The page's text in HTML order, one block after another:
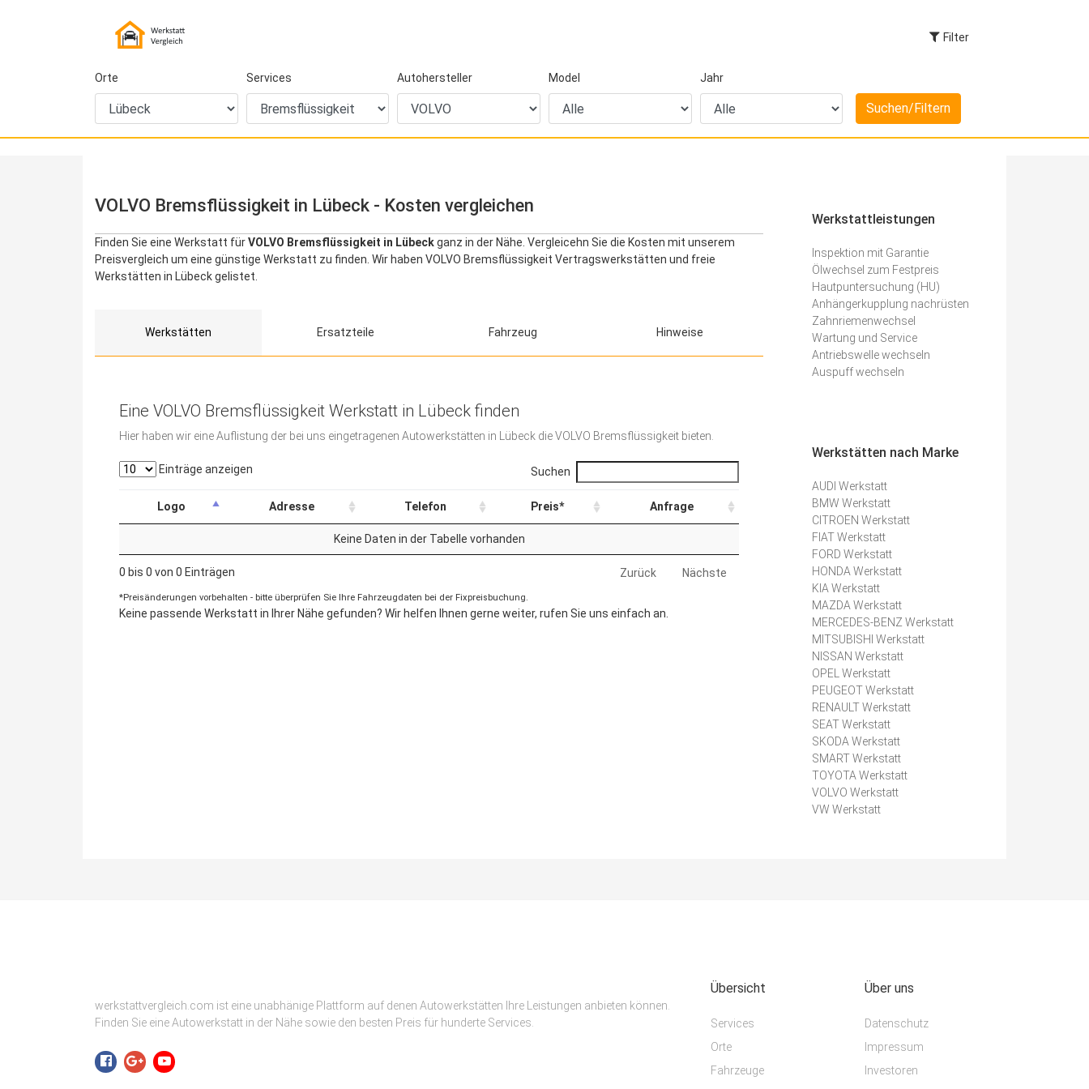
Filter
Orte Services Autohersteller Model Jahr
VOLVO Bremsflüssigkeit in Lübeck - Kosten vergleichen
Finden Sie eine Werkstatt fürVOLVO Bremsflüssigkeit in Lübeckganz in der Nähe. Vergleicehn Sie die Kosten mit unserem
Preisvergleich um eine günstige Werkstatt zu finden. Wir haben VOLVO Bremsflüssigkeit Vertragswerkstätten und freie
Werkstätten in Lübeck gelistet.
Werkstätten Ersatzteile Fahrzeug Hinweise
Eine VOLVO Bremsflüssigkeit Werkstatt in Lübeck finden
Hier haben wir eine Auflistung der bei uns eingetragenen Autowerkstätten in Lübeck die VOLVO Bremsflüssigkeit bieten.
Einträge anzeigen Suchen
Logo Adresse Telefon Preis* Anfrage
Keine Daten in der Tabelle vorhanden
0 bis 0 von 0 Einträgen Zurück Nächste
*Preisänderungen vorbehalten - bitte überprüfen Sie Ihre Fahrzeugdaten bei der Fixpreisbuchung.
Keine passende Werkstatt in Ihrer Nähe gefunden? Wir helfen Ihnen gerne weiter, rufen Sie uns einfach an.
Werkstattleistungen
Inspektion mit Garantie
Ölwechsel zum Festpreis
Hautpuntersuchung (HU)
Anhängerkupplung nachrüsten
Zahnriemenwechsel
Wartung und Service
Antriebswelle wechseln
Auspuff wechseln
Werkstätten nach Marke
AUDI Werkstatt
BMW Werkstatt
CITROEN Werkstatt
FIAT Werkstatt
FORD Werkstatt
HONDA Werkstatt
KIA Werkstatt
MAZDA Werkstatt
MERCEDES-BENZ Werkstatt
MITSUBISHI Werkstatt
NISSAN Werkstatt
OPEL Werkstatt
PEUGEOT Werkstatt
RENAULT Werkstatt
SEAT Werkstatt
SKODA Werkstatt
SMART Werkstatt
TOYOTA Werkstatt
VOLVO Werkstatt
VW Werkstatt
werkstattvergleich.com ist eine unabhänige Plattform auf denen Autowerkstätten Ihre Leistungen anbieten können.
Finden Sie eine Autowerkstatt in der Nähe sowie den besten Preis für hunderte Services.
Übersicht
Services
Orte
Fahrzeuge
Über uns
Datenschutz
Impressum
Investoren